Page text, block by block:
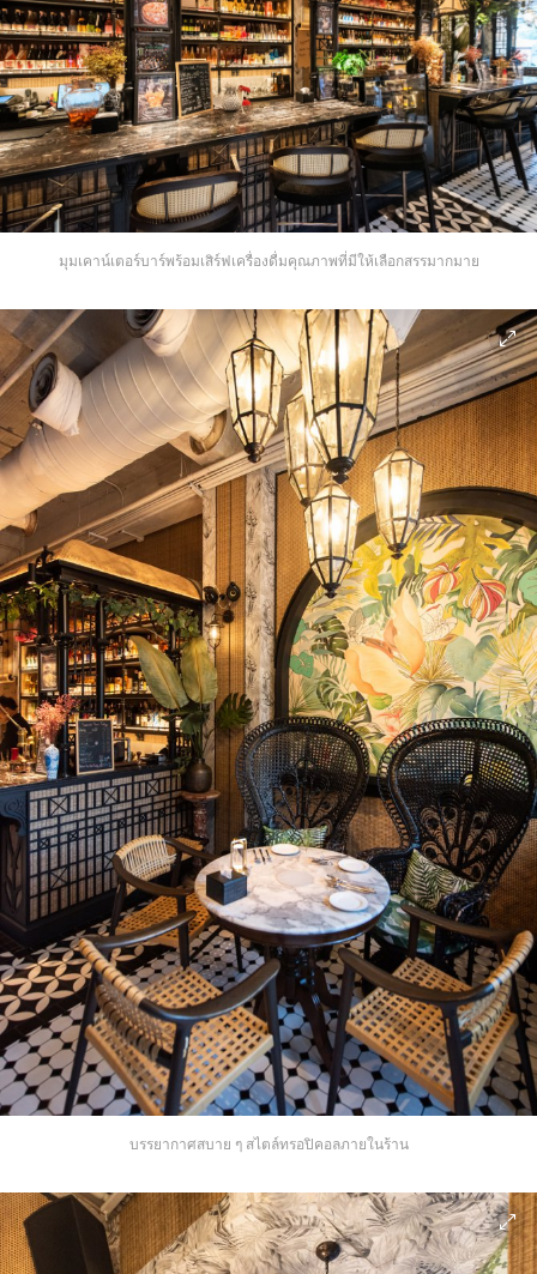
มุมเคาน์เตอร์บาร์พร้อมเสิร์ฟเครื่องดื่มคุณภาพที่มีให้เลือกสรรมากมาย
บรรยากาศสบาย ๆ สไตล์ทรอปิคอลภายในร้าน